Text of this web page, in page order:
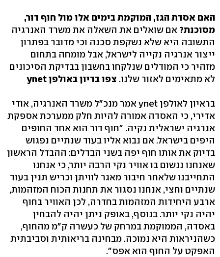
האם אסדת הגז, המוקמת בימים אלו מול חוף דור,
מסוכנת? אם שואלים את השאלה את משרד האנרגיה
התשובה היא שלא נשקפת סכנה וכי מדובר בפתרון
ייצור אנרגיה נקייה לישראל, אבל מומחה בתחום
מזהיר כי המודלים שנלקחו בחשבון בבדיקת הסיכונים
לא מתאימים לאזור שלנו. צפו בדיון באולפן ynet
בראיון לאולפן ynet אמר מנכ"ל משרד האנרגיה, אודי
אדירי, כי האסדה אמורה להיות חלק ממערכת אספקת
אנרגיה ישראלית נקיה. "חוף דור הוא אחד החופים
היפים בישראל. אם נבוא אליו בעוד שנתיים נפגוש
בדיוק את אותו חוף יפה בשני הבדלים: ההבדל הראשון
שאנחנו ננשום בו אוויר נקי הרבה יותר, כי אנחנו
התחייבנו שלאחר חיבור מאגר לוויתן וכריש תנין בעוד
שנתיים וחצי, אנחנו נסגור את תחנות הכוח המזהמות,
ארבע היחידות המזהמות בחדרה, לכן האוויר בחוף
יהיה נקי יותר. בנוסף, באופק ניתן יהיה להבחין
באסדה, הממוקמת במרחק של כעשרה ק"מ מהחוף,
כשהניראות היא נמוכה. מבחינה בריאותית וסביבתית
האפקט על החוף הוא אפס".